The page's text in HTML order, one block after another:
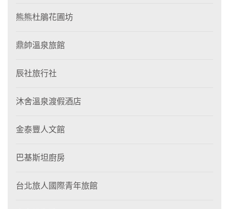
熊熊杜鵑花圃坊
鼎帥溫泉旅館
辰社旅行社
沐舍溫泉渡假酒店
金泰豐人文館
巴基斯坦廚房
台北旅人國際青年旅館